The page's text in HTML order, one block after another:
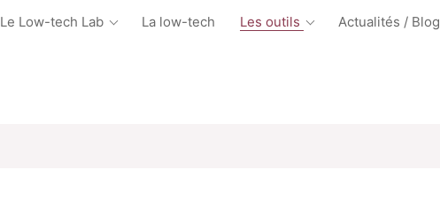
Le Low-tech Lab La low-tech Les outils Actualités / Blog